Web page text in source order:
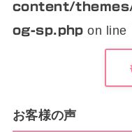
content/
og-sp.php on line
お客様の声